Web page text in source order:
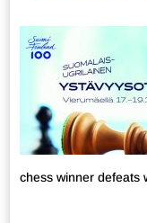
chess winner defeats